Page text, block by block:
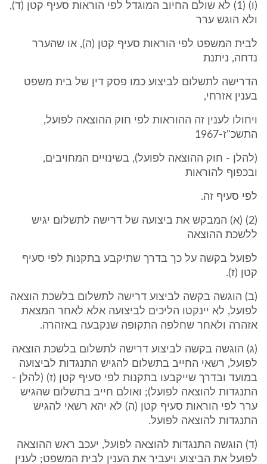
(ו) (1) לא שולם החיוב המוגדל לפי הוראות סעיף קטן (ד),
ולא הוגש ערר
לבית המשפט לפי הוראות סעיף קטן (ה), או שהערר
נדחה, ניתנת
הדרישה לתשלום לביצוע כמו פסק דין של בית משפט
בענין אזרחי,
ויחולו לענין זה ההוראות לפי חוק ההוצאה לפועל,
התשכ"ז-1967
(להלן - חוק ההוצאה לפועל), בשינויים המחויבים,
ובכפוף להוראות
לפי סעיף זה.
(2) (א) המבקש את ביצועה של דרישה לתשלום יגיש
ללשכת ההוצאה
לפועל בקשה על כך בדרך שתיקבע בתקנות לפי סעיף
קטן (ז).
(ב) הוגשה בקשה לביצוע דרישה לתשלום בלשכת הוצאה
לפועל, לא יינקטו הליכים לביצועה אלא לאחר המצאת
אזהרה ולאחר שחלפה התקופה שנקבעה באזהרה.
(ג) הוגשה בקשה לביצוע דרישה לתשלום בלשכת הוצאה
לפועל, רשאי החייב בתשלום להגיש התנגדות לביצועה
במועד ובדרך שייקבעו בתקנות לפי סעיף קטן (ז) (להלן -
התנגדות להוצאה לפועל); ואולם חייב בתשלום שהגיש
ערר לפי הוראות סעיף קטן (ה) לא יהא רשאי להגיש
התנגדות להוצאה לפועל.
(ד) הוגשה התנגדות להוצאה לפועל, יעכב ראש ההוצאה
לפועל את הביצוע ויעביר את הענין לבית המשפט; לענין